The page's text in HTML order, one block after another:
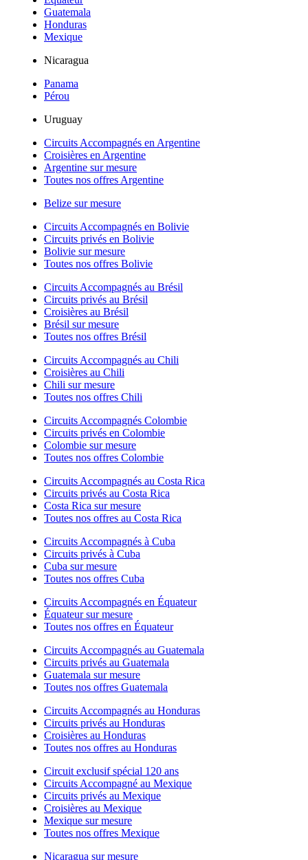
Guatemala
Honduras
Mexique
Nicaragua
Panama
Pérou
Uruguay
Circuits Accompagnés en Argentine
Croisières en Argentine
Argentine sur mesure
Toutes nos offres Argentine
Belize sur mesure
Circuits Accompagnés en Bolivie
Circuits privés en Bolivie
Bolivie sur mesure
Toutes nos offres Bolivie
Circuits Accompagnés au Brésil
Circuits privés au Brésil
Croisières au Brésil
Brésil sur mesure
Toutes nos offres Brésil
Circuits Accompagnés au Chili
Croisières au Chili
Chili sur mesure
Toutes nos offres Chili
Circuits Accompagnés Colombie
Circuits privés en Colombie
Colombie sur mesure
Toutes nos offres Colombie
Circuits Accompagnés au Costa Rica
Circuits privés au Costa Rica
Costa Rica sur mesure
Toutes nos offres au Costa Rica
Circuits Accompagnés à Cuba
Circuits privés à Cuba
Cuba sur mesure
Toutes nos offres Cuba
Circuits Accompagnés en Équateur
Équateur sur mesure
Toutes nos offres en Équateur
Circuits Accompagnés au Guatemala
Circuits privés au Guatemala
Guatemala sur mesure
Toutes nos offres Guatemala
Circuits Accompagnés au Honduras
Circuits privés au Honduras
Croisières au Honduras
Toutes nos offres au Honduras
Circuit exclusif spécial 120 ans
Circuits Accompagné au Mexique
Circuits privés au Mexique
Croisières au Mexique
Mexique sur mesure
Toutes nos offres Mexique
Nicaragua sur mesure